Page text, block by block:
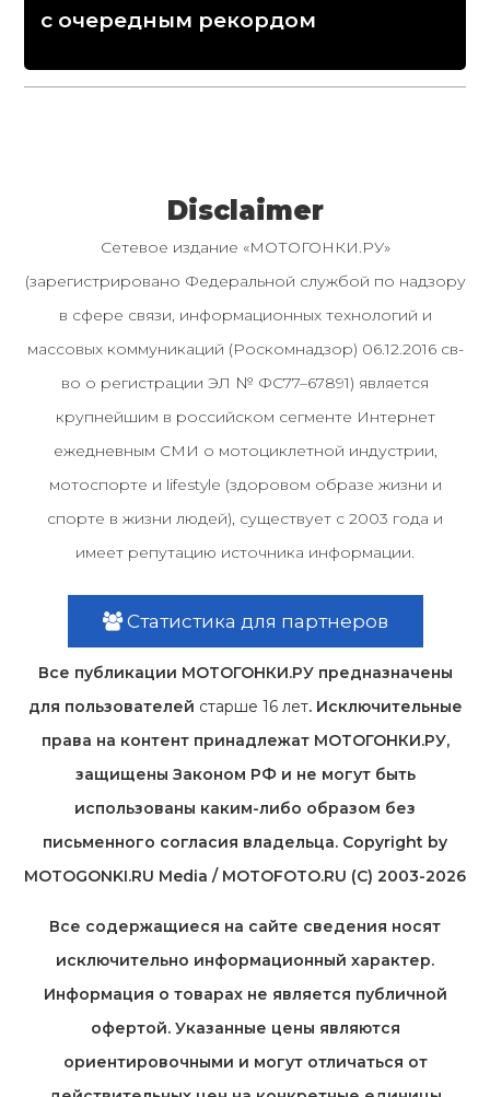
с очередным рекордом
Disclaimer
Сетевое издание «МОТОГОНКИ.РУ»
(зарегистрировано Федеральной службой по надзору
в сфере связи, информационных технологий и
массовых коммуникаций (Роскомнадзор) 06.12.2016 св-
во о регистрации ЭЛ № ФС77–67891) является
крупнейшим в российском сегменте Интернет
ежедневным СМИ о мотоциклетной индустрии,
мотоспорте и lifestyle (здоровом образе жизни и
спорте в жизни людей), существует с 2003 года и
имеет репутацию источника информации.
Статистика для партнеров
Все публикации МОТОГОНКИ.РУ предназначены
для пользователей старше 16 лет. Исключительные
права на контент принадлежат МОТОГОНКИ.РУ,
защищены Законом РФ и не могут быть
использованы каким-либо образом без
письменного согласия владельца. Copyright by
MOTOGONKI.RU Media / MOTOFOTO.RU (C) 2003-2026
Все содержащиеся на cайте сведения носят
исключительно информационный характер.
Информация о товарах не является публичной
офертой. Указанные цены являются
ориентировочными и могут отличаться от